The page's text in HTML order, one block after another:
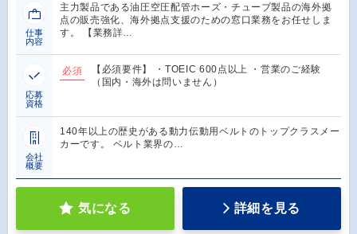
仕事
内容
主力製品である油圧空圧配管ホーズ・チューブ製品の海外拠
点の販売強化、海外拠点支援のための窓口業務をお任せしま
す。 【業務詳…
応募
資格
必須
【必須要件】 ・TOEIC 600点以上 ・営業のご経験
（国内・海外は問いません）
会社
概要
140年以上の歴史がある動力伝動用ベルトのトップクラスメー
カーです。 ベルト業界の…
気になる 詳細を見る